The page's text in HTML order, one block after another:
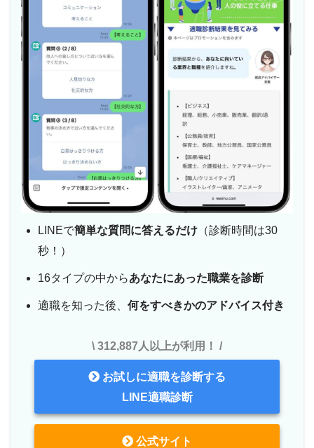
LINEで簡単な質問に答えるだけ （診断時間は30
秒！）
16タイプの中からあなたにあった職業を診断
適職を知った後、 何をすべきかのアドバイス付き
\ 312,887人以上が利用！ /
お試しに適職を診断する
LINE適職診断
公式サイト